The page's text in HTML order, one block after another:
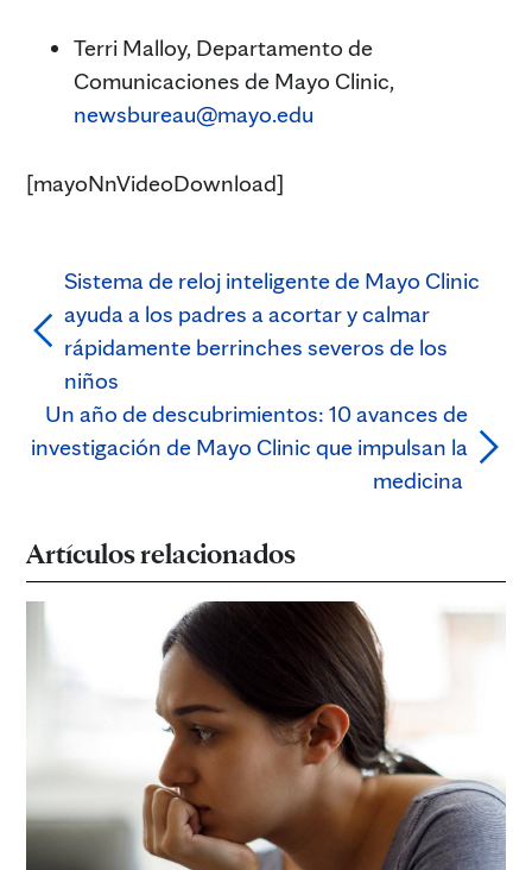
Terri Malloy, Departamento de
Comunicaciones de Mayo Clinic,
newsbureau@mayo.edu
[mayoNnVideoDownload]
Sistema de reloj inteligente de Mayo Clinic
ayuda a los padres a acortar y calmar
rápidamente berrinches severos de los
niños
Un año de descubrimientos: 10 avances de
investigación de Mayo Clinic que impulsan la
medicina
Artículos relacionados